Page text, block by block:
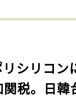
リシリコン
税。日韓